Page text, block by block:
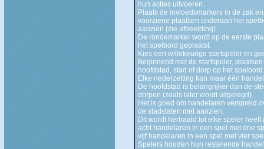
hun acties uitvoeren.
Plaats de invloedsmarkers in de zak
voorziene plaatsen onderaan het
aanzien (zie afbeelding)
De rondemarker wordt op de eerste
het spelbord geplaatst.
Kies een willekeurige startspeler en
Beginnend met de startspeler,
hoofdstad, stad of dorp op het spelbord.
Elke nederzetting kan maar één
De hoofdstad is belangrijker dan de
dorpen (zoals later wordt uitgelegd)
Het is goed om handelaren verspreid
de stadstaten met aanzien.
Dit wordt herhaald tot elke speler heeft
acht handelaren in een spel met drie
vijf handelaren in een spel met vier
Spelers houden hun resterende